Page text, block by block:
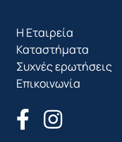
Η Εταιρεία
Καταστήματα
Συχνές ερωτήσεις
Επικοινωνία